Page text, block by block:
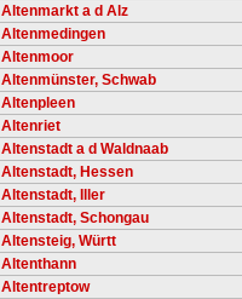
Altenmarkt a d Alz
Altenmedingen
Altenmoor
Altenmünster, Schwab
Altenpleen
Altenriet
Altenstadt a d Waldnaab
Altenstadt, Hessen
Altenstadt, Iller
Altenstadt, Schongau
Altensteig, Württ
Altenthann
Altentreptow